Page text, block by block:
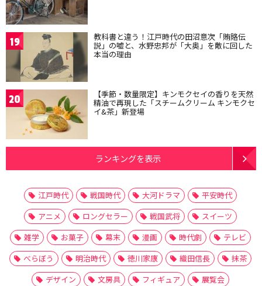
19 教科書と違う！江戸時代の田沼意次「賄賂伝
説」の嘘と、水野忠邦が「大奥」を敵に回した
本当の理由
20 【季節・数量限定】キンモクセイの香りを天然
精油で再現した「スチームクリーム キンモクセ
イ&茶」新登場
ランキングを表示
江戸時代 戦国時代 大河ドラマ
平安時代
アニメ
ロングセラー 戦国武将
スイーツ
雑学
お菓子 幕末 漫画 時代劇
テレビ
べらぼう
明治時代 徳川家康 織田信長
抹茶
デザイン
文房具 フィギュア
展覧会